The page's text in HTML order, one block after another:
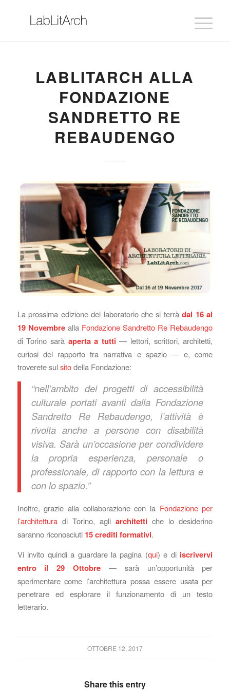
LABLITARCH ALLA
FONDAZIONE
SANDRETTO RE
REBAUDENGO
La prossima edizione del laboratorio che si terràdal 16 al
19 Novembrealla Fondazione Sandretto Re Rebaudengo
di Torino sarà aperta a tutti — lettori, scrittori, architetti,
curiosi del rapporto tra narrativa e spazio — e, come
troverete sulsitodella Fondazione:
“nell’ambito dei progetti di accessibilità
culturale portati avanti dalla Fondazione
Sandretto Re Rebaudengo, l’attività è
rivolta anche a persone con disabilità
visiva. Sarà un’occasione per condividere
la propria esperienza, personale o
professionale, di rapporto con la lettura e
con lo spazio.”
Inoltre, grazie alla collaborazione con la Fondazione per
l’architetturadi Torino, agliarchitetti che lo desiderino
saranno riconosciuti 15 crediti formativi.
Vi invito quindi a guardare la pagina (qui) e di iscrivervi
entro il 29 Ottobre — sarà un’opportunità per
sperimentare come l’architettura possa essere usata per
penetrare ed esplorare il funzionamento di un testo
letterario.
OTTOBRE 12, 2017
Share this entry